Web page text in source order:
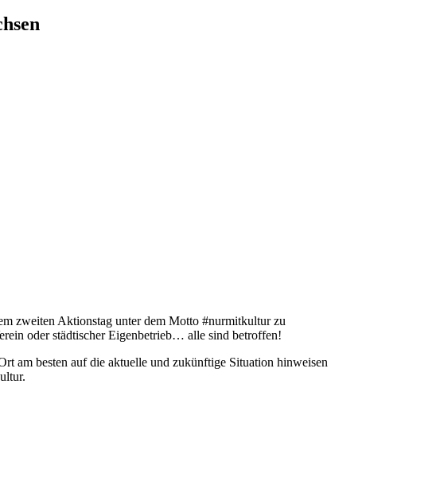
zweiten Aktionstag unter dem Motto #nurmitkultur zu
oder städtischer Eigenbetrieb… alle sind betroffen!
am besten auf die aktuelle und zukünftige Situation hinweisen